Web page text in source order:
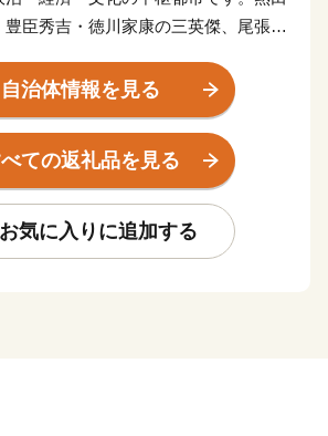
臣秀吉・徳川家康の三英傑、尾張徳
。現在は、武将ゆかりの歴史・文化や
に多くの方が名古屋を訪れるなど、名
外に広がってきています。また、アジ
技大会の開催や、リニア中央新幹線の
る発展が期待されます。
自治体情報を見る
ての返礼品を見る
お気に入りに追加する